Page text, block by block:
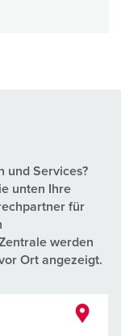
und Services?
unten Ihre
für
werden
Ort angezeigt.